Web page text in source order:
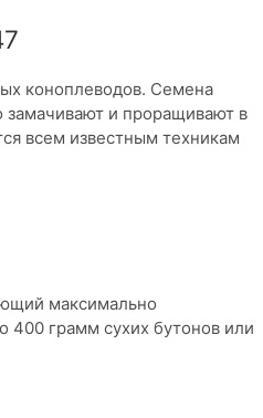
коноплеводов. Семена
замачивают и проращивают в
всем известным техникам
максимально
грамм сухих бутонов или